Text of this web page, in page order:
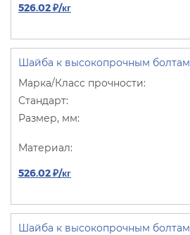
526.02 ₽/кг
Шайба к высокопрочным болтам
526.02 ₽/кг
Шайба к высокопрочным болтам